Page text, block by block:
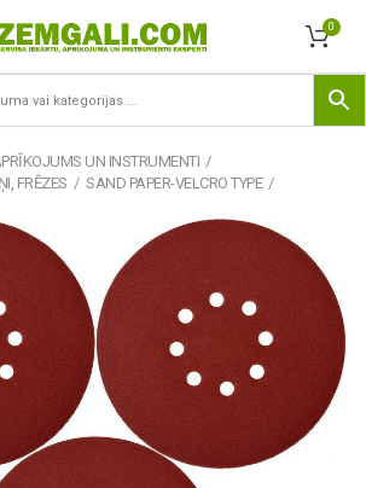
0
UN INSTRUMENTI
FRĒZES
SAND PAPER-VELCRO TYPE